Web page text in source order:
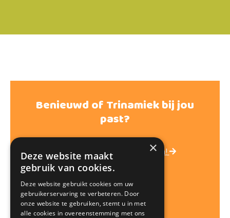
Benieuwd of Trinamiek bij jou
past?
Kom laagdrempelig kennismaken!
×
Deze website maakt
gebruik van cookies.
Deze website gebruikt cookies om uw
gebruikerservaring te verbeteren. Door
onze website te gebruiken, stemt u in met
alle cookies in overeenstemming met ons